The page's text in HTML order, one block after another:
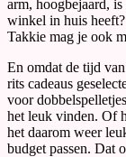
arm, hoogbejaard,
winkel in huis
Takkie mag je ook
En omdat de tijd
rits cadeaus
voor
het leuk vinden. Of
het daarom weer
budget passen. Dat